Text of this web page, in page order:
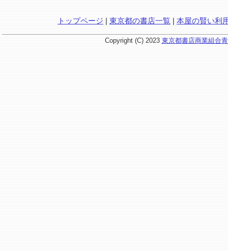
トップページ | 東京都の書店一覧 | 本屋の賢い利
Copyright (C) 2023 東京都書店商業組合